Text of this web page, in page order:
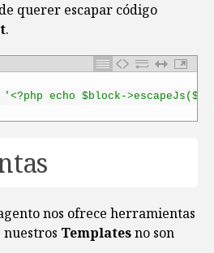
querer escapar código
.
'<?php echo $block-
nos ofrece herramientas
Templatesno son